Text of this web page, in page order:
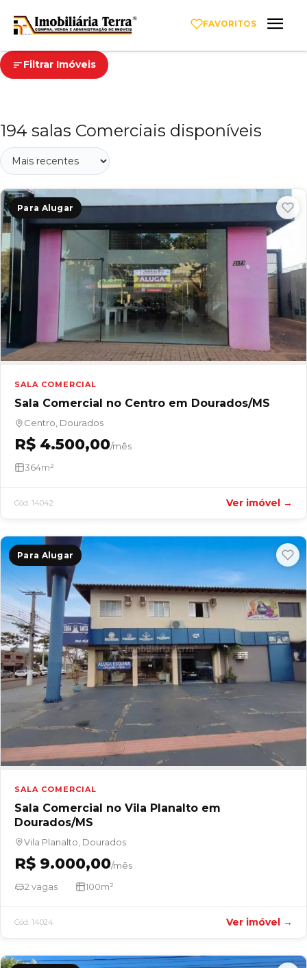
FAVORITOS
Filtrar Imóveis
194 salas Comerciais disponíveis
Para Alugar
SALA COMERCIAL
Sala Comercial no Centro em Dourados/MS
Centro, Dourados
R$ 4.500,00/mês
364m²
Cód. 14042 Ver imóvel →
Para Alugar
SALA COMERCIAL
Sala Comercial no Vila Planalto em
Dourados/MS
Vila Planalto, Dourados
R$ 9.000,00/mês
2 vagas
100m²
Cód. 14024 Ver imóvel →